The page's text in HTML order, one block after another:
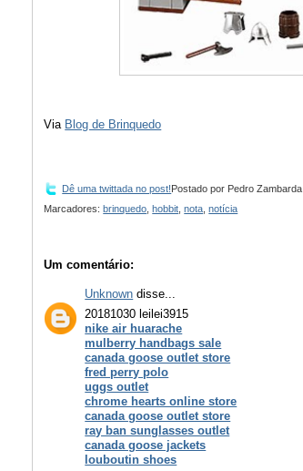
Via Blog de Brinquedo
Dê uma twittada no post!Postado por Pedro Zambarda
Marcadores: brinquedo hobbit ,nota ,notícia
Um comentário:
Unknown disse...
20181030 leilei3915
nike air huarache
mulberry handbags sale
canada goose outlet store
fred perry polo
uggs outlet
chrome hearts online store
canada goose outlet store
ray ban sunglasses outlet
canada goose jackets
louboutin shoes